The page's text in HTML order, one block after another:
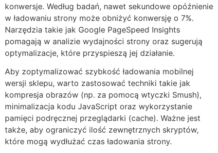
konwersje. Według badań, nawet sekundowe opóźnienie
w ładowaniu strony może obniżyć konwersję o 7%.
Narzędzia takie jak Google PageSpeed Insights
pomagają w analizie wydajności strony oraz sugerują
optymalizacje, które przyspieszą jej działanie.
Aby zoptymalizować szybkość ładowania mobilnej
wersji sklepu, warto zastosować techniki takie jak
kompresja obrazów (np. za pomocą wtyczki Smush),
minimalizacja kodu JavaScript oraz wykorzystanie
pamięci podręcznej przeglądarki (cache). Ważne jest
także, aby ograniczyć ilość zewnętrznych skryptów,
które mogą wydłużać czas ładowania strony.